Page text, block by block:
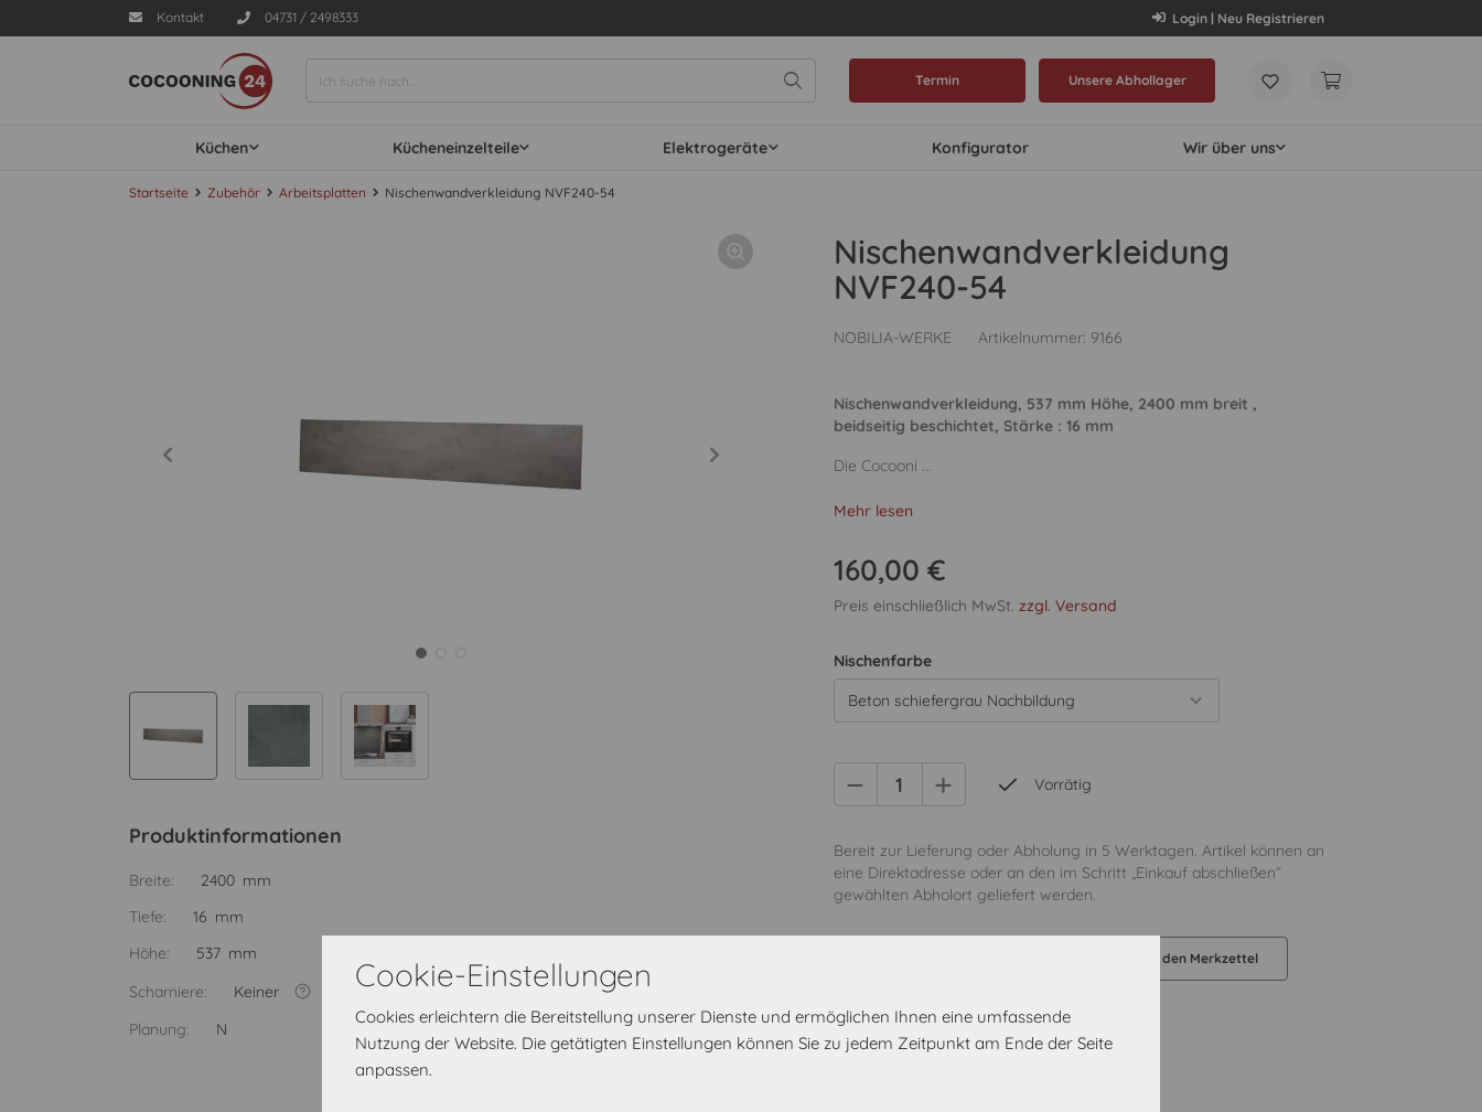
Cookie-Einstellungen
Cookies erleichtern die Bereitstellung unserer Dienste und ermöglichen Ihnen eine umfassende
Nutzung der Website. Die getätigten Einstellungen können Sie zu jedem Zeitpunkt am Ende der Seite
anpassen.
Kontakt 04731 / 2498333 Login | Neu Registrieren
Termin Unsere Abhollager
Küchen Kücheneinzelteile Elektrogeräte Konfigurator Wir über uns
Startseite Zubehör Arbeitsplatten Nischenwandverkleidung NVF240-54
Produktinformationen
Breite:
2400 mm
Tiefe:
16 mm
Höhe:
537 mm
Scharniere:
Keiner
Planung:
N
Nischenwandverkleidung
NVF240-54
NOBILIA-WERKE Artikelnummer: 9166
Nischenwandverkleidung, 537 mm Höhe, 2400 mm breit ,
beidseitig beschichtet, Stärke : 16 mm
Die Cocooni ...
Mehr lesen
160,00 €
Preis einschließlich MwSt. zzgl. Versand
Nischenfarbe
Beton schiefergrau Nachbildung
Vorrätig
Bereit zur Lieferung oder Abholung in 5 Werktagen. Artikel können an
eine Direktadresse oder an den im Schritt „Einkauf abschließen“
gewählten Abholort geliefert werden.
Auf den Merkzettel